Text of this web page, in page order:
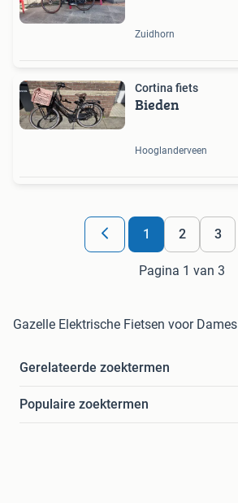
Zuidhorn
Cortina fiets
Bieden
Hooglanderveen
1 2 3
Pagina 1 van 3
Gazelle Elektrische Fietsen voor Dames
Gerelateerde zoektermen
Populaire zoektermen